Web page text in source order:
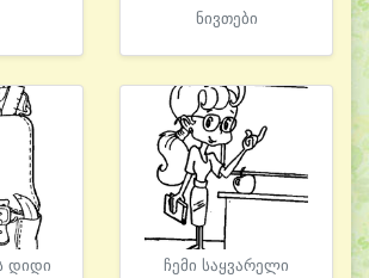
ნივთები
დიდი
ჩემი საყვარელი